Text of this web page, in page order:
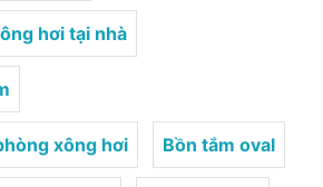
hơi tại nhà
xông hơi Bồn tắm oval